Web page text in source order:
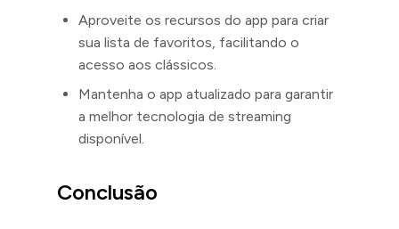
Aproveite os recursos do app para criar
sua lista de favoritos, facilitando o
acesso aos clássicos.
Mantenha o app atualizado para garantir
a melhor tecnologia de streaming
disponível.
Conclusão